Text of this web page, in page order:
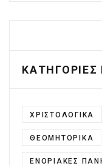
ΧΡΙΣΤΟΛΟΓΙΚΑ
ΘΕΟΜΗΤΟΡΙΚΑ
ΕΝΟΡΙΑΚΕΣ